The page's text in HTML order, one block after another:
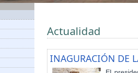
Actualidad
INAGURACIÓN DE